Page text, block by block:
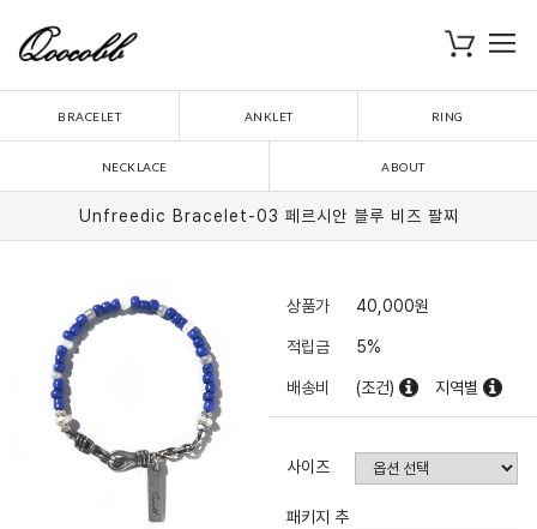
장바구니
BRACELET ANKLET RING
NECKLACE ABOUT
Unfreedic Bracelet-03 페르시안 블루 비즈 팔찌
상품가 40,000원
적립금 5%
배송비 (조건) 지역별
사이즈
패키지 추